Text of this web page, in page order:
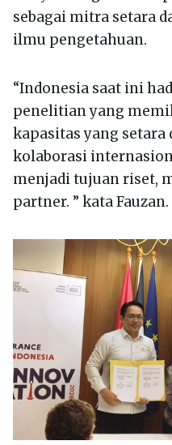
sebagai mitra setara
ilmu pengetahuan.
“Indonesia saat ini
penelitian yang
kapasitas yang setara
kolaborasi
menjadi tujuan riset,
partner. ” kata Fauzan.